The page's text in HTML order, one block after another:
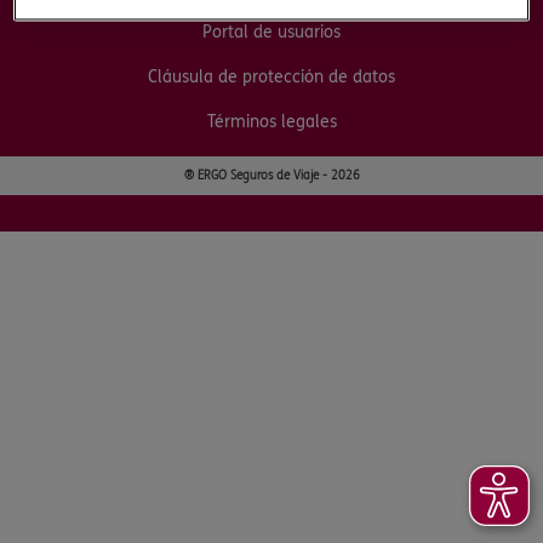
Portal de usuarios
Cláusula de protección de datos
Términos legales
® ERGO Seguros de Viaje - 2026